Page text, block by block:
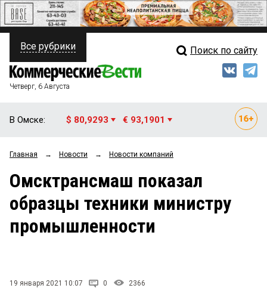
ПОЛИТИКА
ФИНАНСЫ
ОБЩЕСТВО
ЗАКОН
НОВОСТИ КОМПАНИЙ
Свежий выпуск
Мнения
Рейтинги
Блоги
Все рубрики Поиск по сайту
Четверг, 6 Августа
В Омске: $ 80,9293 € 93,1901
Главная → Новости → Новости компаний
Омсктрансмаш показал
образцы техники министру
промышленности
19 января 2021 10:07 0 2366